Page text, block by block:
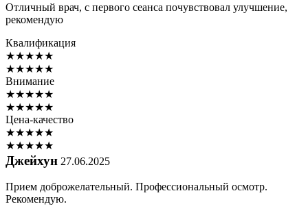
Отличный врач, с первого сеанса почувствовал улучшение,
рекомендую
Квалификация
★★★★★
★★★★★
Внимание
★★★★★
★★★★★
Цена-качество
★★★★★
★★★★★
Джейхун 27.06.2025
Прием доброжелательный. Профессиональный осмотр.
Рекомендую.